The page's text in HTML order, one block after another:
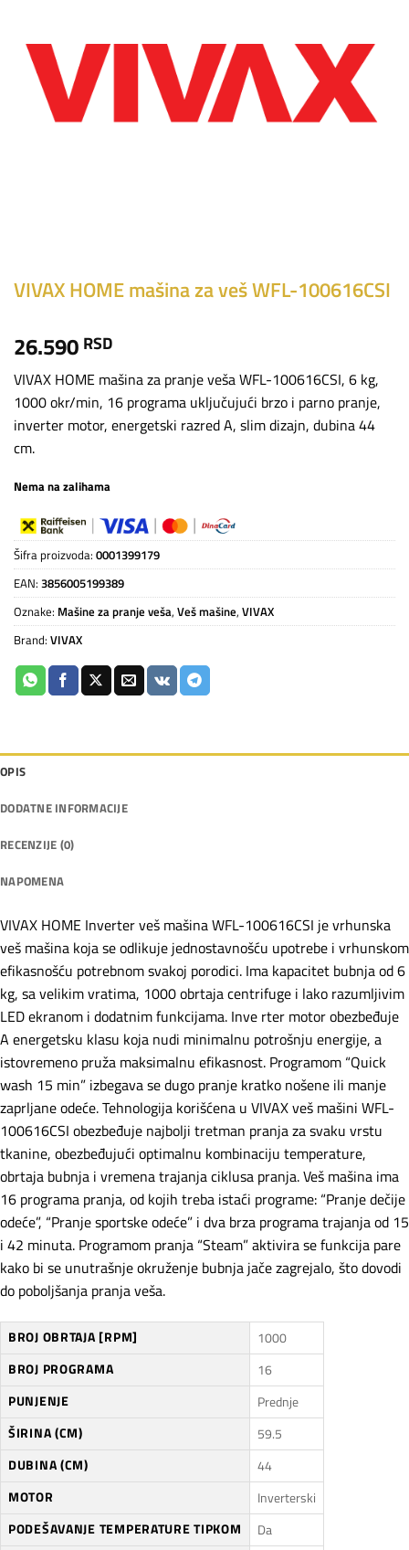
VIVAX HOME mašina za veš WFL-100616CSI
26.590 RSD
VIVAX HOME mašina za pranje veša WFL-100616CSI, 6 kg,
1000 okr/min, 16 programa uključujući brzo i parno pranje,
inverter motor, energetski razred A, slim dizajn, dubina 44
cm.
Nema na zalihama
Šifra proizvoda: 0001399179
EAN: 3856005199389
Oznake: Mašine za pranje veša, Veš mašine, VIVAX
Brand: VIVAX
OPIS
DODATNE INFORMACIJE
RECENZIJE (0)
NAPOMENA
VIVAX HOME Inverter veš mašina WFL-100616CSI je vrhunska
veš mašina koja se odlikuje jednostavnošću upotrebe i vrhunskom
efikasnošću potrebnom svakoj porodici. Ima kapacitet bubnja od 6
kg, sa velikim vratima, 1000 obrtaja centrifuge i lako razumljivim
LED ekranom i dodatnim funkcijama. Inve rter motor obezbeđuje
A energetsku klasu koja nudi minimalnu potrošnju energije, a
istovremeno pruža maksimalnu efikasnost. Programom “Quick
wash 15 min” izbegava se dugo pranje kratko nošene ili manje
zaprljane odeće. Tehnologija korišćena u VIVAX veš mašini WFL-
100616CSI obezbeđuje najbolji tretman pranja za svaku vrstu
tkanine, obezbeđujući optimalnu kombinaciju temperature,
obrtaja bubnja i vremena trajanja ciklusa pranja. Veš mašina ima
16 programa pranja, od kojih treba istaći programe: “Pranje dečije
odeće”, “Pranje sportske odeće” i dva brza programa trajanja od 15
i 42 minuta. Programom pranja “Steam” aktivira se funkcija pare
kako bi se unutrašnje okruženje bubnja jače zagrejalo, što dovodi
do poboljšanja pranja veša.
BROJ OBRTAJA [RPM]
1000
BROJ PROGRAMA
16
PUNJENJE
Prednje
ŠIRINA (CM)
59.5
DUBINA (CM)
44
MOTOR
Inverterski
PODEŠAVANJE TEMPERATURE TIPKOM
Da